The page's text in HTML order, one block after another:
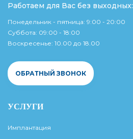
Работаем для Вас без выходных:
Понедельник - пятница: 9:00 - 20:00
Суббота: 09:00 - 18:00
Воскресенье: 10.00 до 18.00
ОБРАТНЫЙ ЗВОНОК
УСЛУГИ
Имплантация